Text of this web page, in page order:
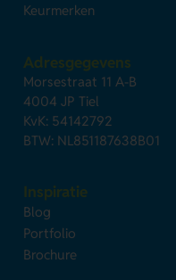
Keurmerken
Adresgegevens
Morsestraat 11 A-B
4004 JP Tiel
KvK: 54142792
BTW: NL851187638B01
Inspiratie
Blog
Portfolio
Brochure